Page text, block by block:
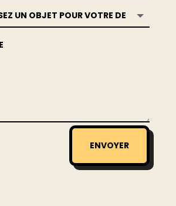
ENVOYER